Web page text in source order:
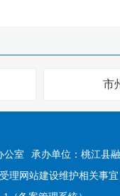
市
公室
承办单位：桃江县
理网站建设维护相关事宜